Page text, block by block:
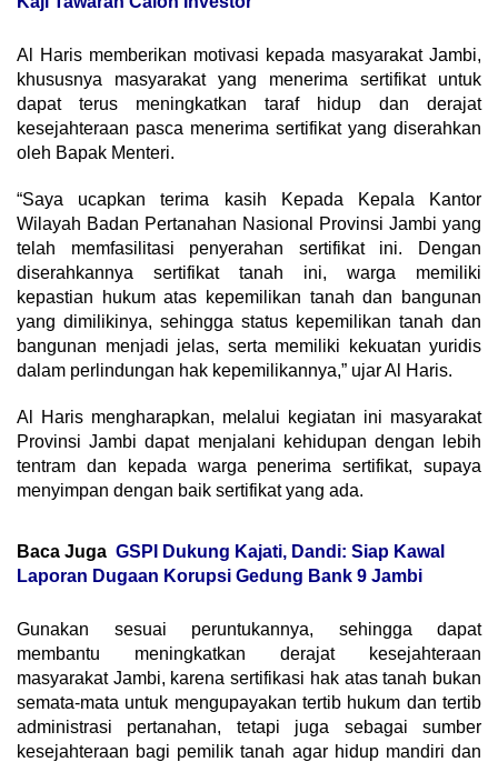
Al Haris memberikan motivasi kepada masyarakat Jambi,
khususnya masyarakat yang menerima sertifikat untuk
dapat terus meningkatkan taraf hidup dan derajat
kesejahteraan pasca menerima sertifikat yang diserahkan
oleh Bapak Menteri.
“Saya ucapkan terima kasih Kepada Kepala Kantor
Wilayah Badan Pertanahan Nasional Provinsi Jambi yang
telah memfasilitasi penyerahan sertifikat ini. Dengan
diserahkannya sertifikat tanah ini, warga memiliki
kepastian hukum atas kepemilikan tanah dan bangunan
yang dimilikinya, sehingga status kepemilikan tanah dan
bangunan menjadi jelas, serta memiliki kekuatan yuridis
dalam perlindungan hak kepemilikannya,” ujar Al Haris.
Al Haris mengharapkan, melalui kegiatan ini masyarakat
Provinsi Jambi dapat menjalani kehidupan dengan lebih
tentram dan kepada warga penerima sertifikat, supaya
menyimpan dengan baik sertifikat yang ada.
Baca Juga GSPI Dukung Kajati, Dandi: Siap Kawal
Laporan Dugaan Korupsi Gedung Bank 9 Jambi
Gunakan sesuai peruntukannya, sehingga dapat
membantu meningkatkan derajat kesejahteraan
masyarakat Jambi, karena sertifikasi hak atas tanah bukan
semata-mata untuk mengupayakan tertib hukum dan tertib
administrasi pertanahan, tetapi juga sebagai sumber
kesejahteraan bagi pemilik tanah agar hidup mandiri dan